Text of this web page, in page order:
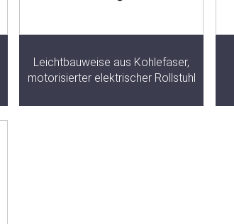
Leichtbauweise aus Kohlefaser,
motorisierter elektrischer Rollstuhl